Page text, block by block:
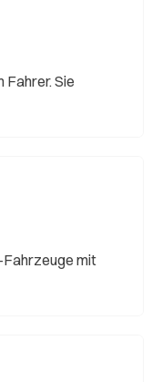
Fahrer. Sie
mit